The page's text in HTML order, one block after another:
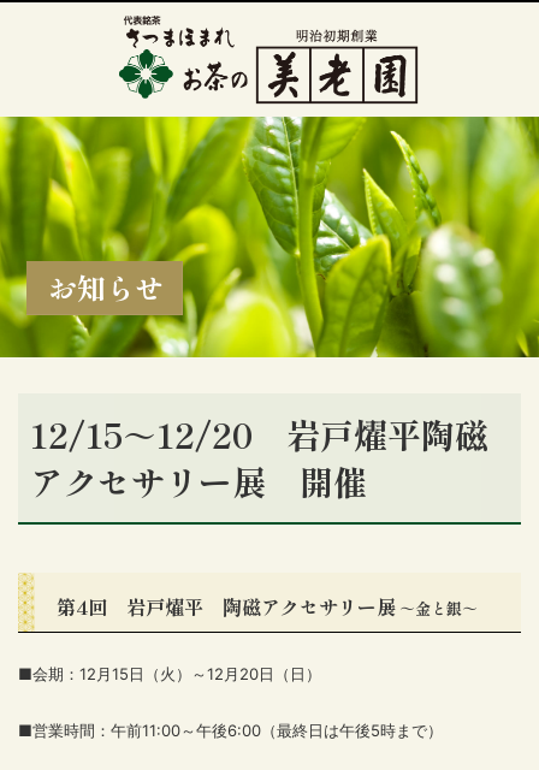
お知らせ
12/15～12/20 岩戸燿平陶磁
アクセサリー展 開催
第4回 岩戸燿平 陶磁アクセサリー展 ～金と銀～
■会期：12月15日（火）～12月20日（日）
■営業時間：午前11:00～午後6:00（最終日は午後5時まで）